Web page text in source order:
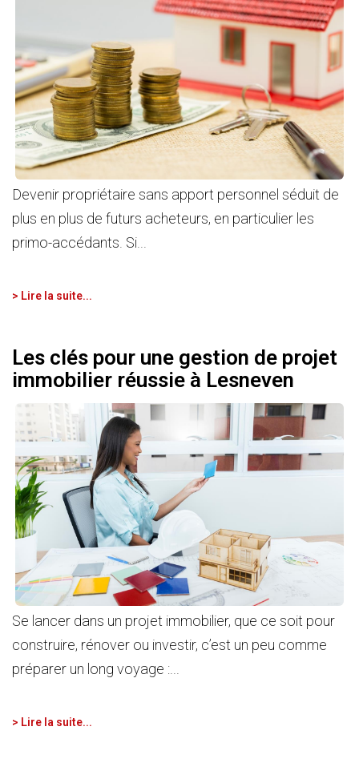
Devenir propriétaire sans apport personnel séduit de
plus en plus de futurs acheteurs, en particulier les
primo-accédants. Si...
> Lire la suite...
Les clés pour une gestion de projet
immobilier réussie à Lesneven
Se lancer dans un projet immobilier, que ce soit pour
construire, rénover ou investir, c’est un peu comme
préparer un long voyage :...
> Lire la suite...